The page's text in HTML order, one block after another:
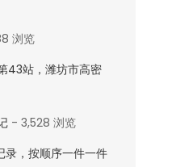
浏览
43站，潍坊市高密
- 3,528 浏览
录，按顺序一件一件